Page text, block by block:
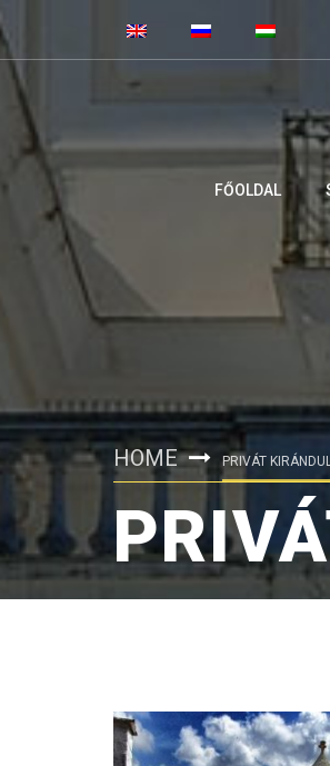
FŐOLDAL
HOME PRIVÁT